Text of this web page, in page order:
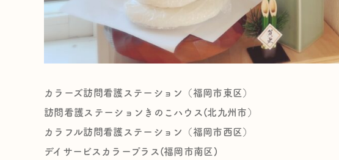
カラーズ訪問看護ステーション（福岡市東区）
訪問看護ステーションきのこハウス(北九州市）
カラフル訪問看護ステーション（福岡市西区）
デイサービスカラープラス(福岡市南区)